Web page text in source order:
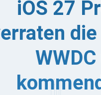
iOS 27